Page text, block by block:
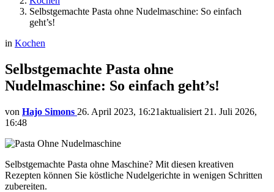
Selbstgemachte Pasta ohne Nudelmaschine: So einfach
geht’s!
in Kochen
Selbstgemachte Pasta ohne
Nudelmaschine: So einfach geht’s!
von Hajo Simons 26. April 2023, 16:21aktualisiert 21. Juli 2026,
16:48
Selbstgemachte Pasta ohne Maschine? Mit diesen kreativen
Rezepten können Sie köstliche Nudelgerichte in wenigen Schritten
zubereiten.